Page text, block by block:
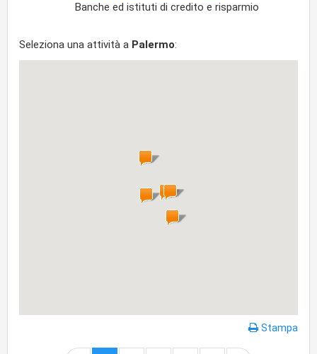
Banche ed istituti di credito e risparmio
Seleziona una attività a Palermo:
Stampa